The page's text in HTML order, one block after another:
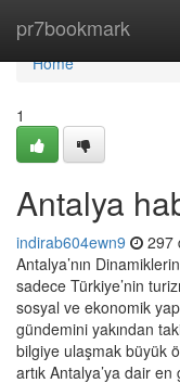
pr7bookmark
Home
Home
1
Antalya
indirab604ewn9 297
Antalya’nın
sadece Türkiye’nin
sosyal ve ekonomik
gündemini yakından
bilgiye ulaşmak büyük
artık Antalya’ya dair